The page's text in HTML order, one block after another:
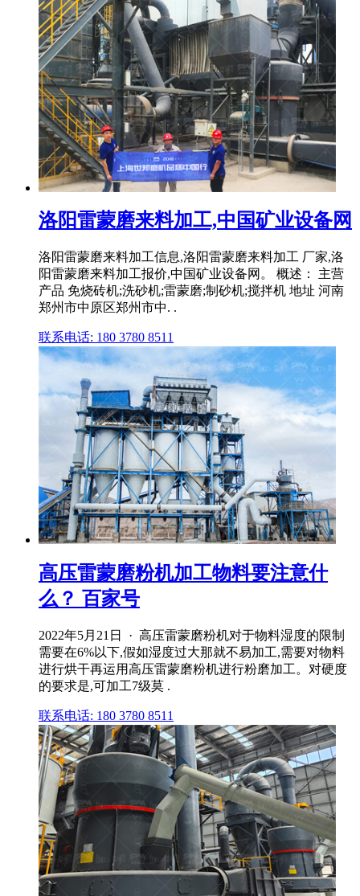
洛阳雷蒙磨来料加工,中国矿业设备网
洛阳雷蒙磨来料加工信息,洛阳雷蒙磨来料加工 厂家,洛
阳雷蒙磨来料加工报价,中国矿业设备网。 概述： 主营
产品 免烧砖机;洗砂机;雷蒙磨;制砂机;搅拌机 地址 河南
郑州市中原区郑州市中. .
联系电话: 180 3780 8511
高压雷蒙磨粉机加工物料要注意什
么？ 百家号
2022年5月21日 · 高压雷蒙磨粉机对于物料湿度的限制
需要在6%以下,假如湿度过大那就不易加工,需要对物料
进行烘干再运用高压雷蒙磨粉机进行粉磨加工。对硬度
的要求是,可加工7级莫 .
联系电话: 180 3780 8511